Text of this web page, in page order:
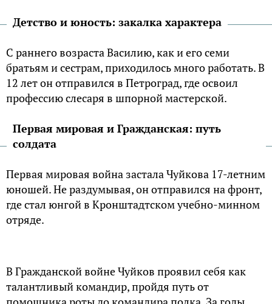
Детство и юность: закалка характера
С раннего возраста Василию, как и его семи
братьям и сестрам, приходилось много работать. В
12 лет он отправился в Петроград, где освоил
профессию слесаря в шпорной мастерской.
Первая мировая и Гражданская: путь
солдата
Первая мировая война застала Чуйкова 17-летним
юношей. Не раздумывая, он отправился на фронт,
где стал юнгой в Кронштадтском учебно-минном
отряде.
В Гражданской войне Чуйков проявил себя как
талантливый командир, пройдя путь от